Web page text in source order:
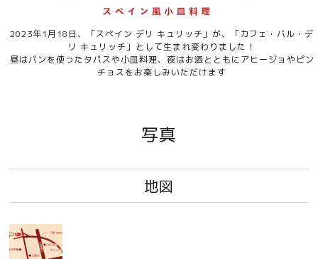
2023年1月18日、「スペイン デリ キュリッチ」が、「カフェ・バル・デ
リ キュリッチ」として生まれ変わりました！
昼はパンを使ったタパスや小皿料理、夜はお酒とともにアヒージョやピン
チョスをお楽しみいただけます
写真
地図